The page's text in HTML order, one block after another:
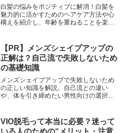
白髪の悩みをポジティブに解消！白髪を
魅力的に活かすためのヘアケア方法や心
構えを紹介し、年齢を重ねることを楽し
【PR】メンズシェイプアップの
正解は？自己流で失敗しないため
の基礎知識
メンズシェイプアップで失敗しないため
の正しい知識を解説。自己流との違い
や、体を引き締めたい男性向けの選択肢
VIO脱毛って本当に必要？迷って
いる人のための“メリット・注意